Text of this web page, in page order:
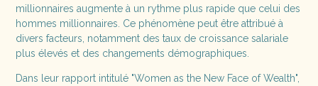
millionnaires augmente à un rythme plus rapide que celui des
hommes millionnaires. Ce phénomène peut être attribué à
divers facteurs, notamment des taux de croissance salariale
plus élevés et des changements démographiques.
Dans leur rapport intitulé "Women as the New Face of Wealth",